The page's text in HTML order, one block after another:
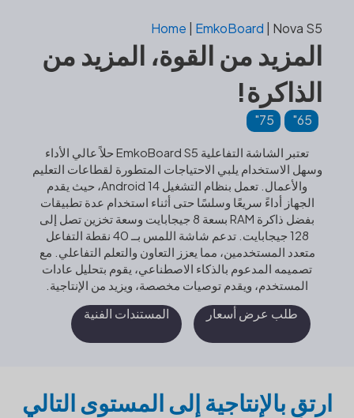
Home | EmkoBoard | Nova S5
المزيد من القوة، المزيد من
الذاكرة!
65"
75"
تعتبر الشاشة التفاعلية EmkoBoard S5 حلاً عالي الأداء
وسهل الاستخدام يلبي الاحتياجات المتطورة لقطاعات التعليم
والأعمال. تعمل بنظام التشغيل Android 14، حيث يقدم
الجهاز أداءً سريعًا وسلسًا حتى أثناء استخدام عدة تطبيقات
بفضل ذاكرة RAM بسعة 8 جيجابايت وسعة تخزين تصل إلى
128 جيجابايت. تدعم شاشة اللمس بــ 40 نقطة التفاعل
متعدد المستخدمين، مما يعزز التعاون والتعلم التفاعلي. مع
تصميمه المدعوم بالذكاء الاصطناعي، يقوم بتحليل عادات
المستخدم، ويقدم توصيات مخصصة، ويزيد من الإنتاجية.
طلب عرض أسعار المستندات الفنية
ارتقِ بالإنتاجية إلى المستوى التالي